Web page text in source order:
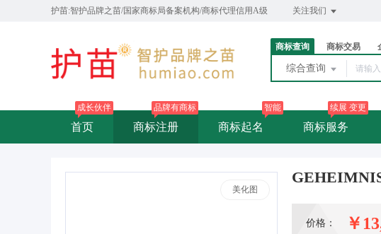
护苗:智护品牌之苗/国家商标局备案机构/商标代理信用A级 关注我们
商标查询 商标交易
综合查询
首页
成长伙伴
商标注册
品牌有商标
商标起名
智能
商标服务
续展 变更
美化图
价格： ￥